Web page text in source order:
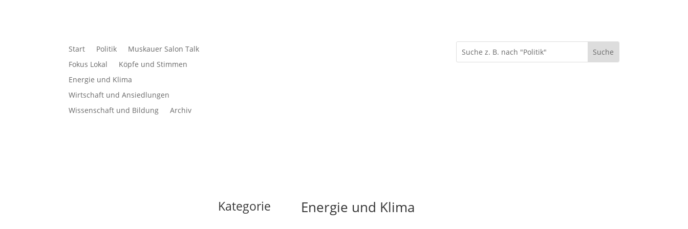
Start Politik
Muskauer Salon Talk
Fokus Lokal
Köpfe und Stimmen
Energie und Klima
Wirtschaft und Ansiedlungen
Wissenschaft und Bildung
Archiv
Kategorie Energie und Klima